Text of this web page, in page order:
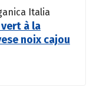
Italia
à la
noix cajou